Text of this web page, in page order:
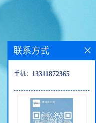
联系方式
手机： 13311872365